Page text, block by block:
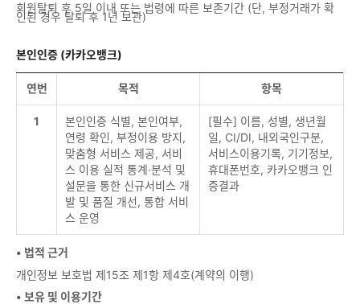
회원탈퇴 후 5일 이내 또는 법령에 따른 보존기간 (단, 부정거래가 확
인된 경우 탈퇴 후 1년 보관)
본인인증 (카카오뱅크)
연번 목적 항목
1
본인인증 식별, 본인여부,
연령 확인, 부정이용 방지,
맞춤형 서비스 제공, 서비
스 이용 실적 통계·분석 및
설문을 통한 신규서비스 개
발 및 품질 개선, 통합 서비
스 운영
[필수] 이름, 성별, 생년월
일, CI/DI, 내외국인구분,
서비스이용기록, 기기정보,
휴대폰번호, 카카오뱅크 인
증결과
• 법적 근거
개인정보 보호법 제15조 제1항 제4호(계약의 이행)
• 보유 및 이용기간